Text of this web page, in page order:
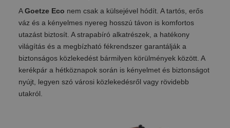
AGoetze Eco nem csak a külsejével hódít. A tartós, erős
váz és a kényelmes nyereg hosszú távon is komfortos
utazást biztosít. A strapabíró alkatrészek, a hatékony
világítás és a megbízható fékrendszer garantálják a
biztonságos közlekedést bármilyen körülmények között. A
kerékpár a hétköznapok során is kényelmet és biztonságot
nyújt, legyen szó városi közlekedésről vagy rövidebb
utakról.